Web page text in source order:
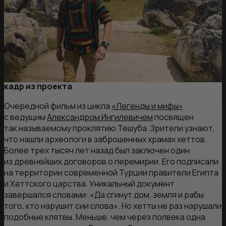
кадр из проекта
Очередной фильм из цикла «Легенды и мифы»
с ведущимАлександром Ингилевичем посвящен
так называемому проклятию Тешуба. Зрители узнают,
что нашли археологи в заброшенных храмах хеттов.
Более трех тысяч лет назад был заключен один
из древнейших договоров о перемирии. Его подписали
на территории современной Турции правители Египта
и Хеттского царства. Уникальный документ
завершался словами: «Да сгинут дом, земля и рабы
того, кто нарушит сии слова». Но хетты не раз нарушали
подобные клятвы. Меньше, чем через полвека одна